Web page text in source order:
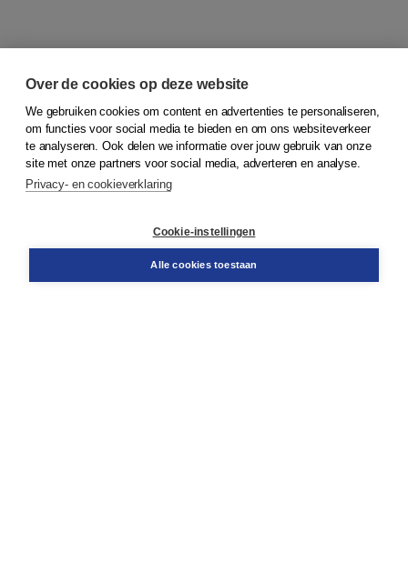
© 2026Koninklijke Boom uitgevers
Bestellen
Over de cookies op deze website
We gebruiken cookies om content en advertenties te personaliseren,
om functies voor social media te bieden en om ons websiteverkeer
te analyseren. Ook delen we informatie over jouw gebruik van onze
site met onze partners voor social media, adverteren en analyse.
Privacy- en cookieverklaring
Cookie-instellingen
Alle cookies toestaan